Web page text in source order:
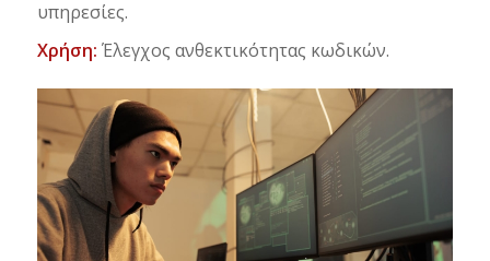
υπηρεσίες.
Χρήση: Έλεγχος ανθεκτικότητας κωδικών.